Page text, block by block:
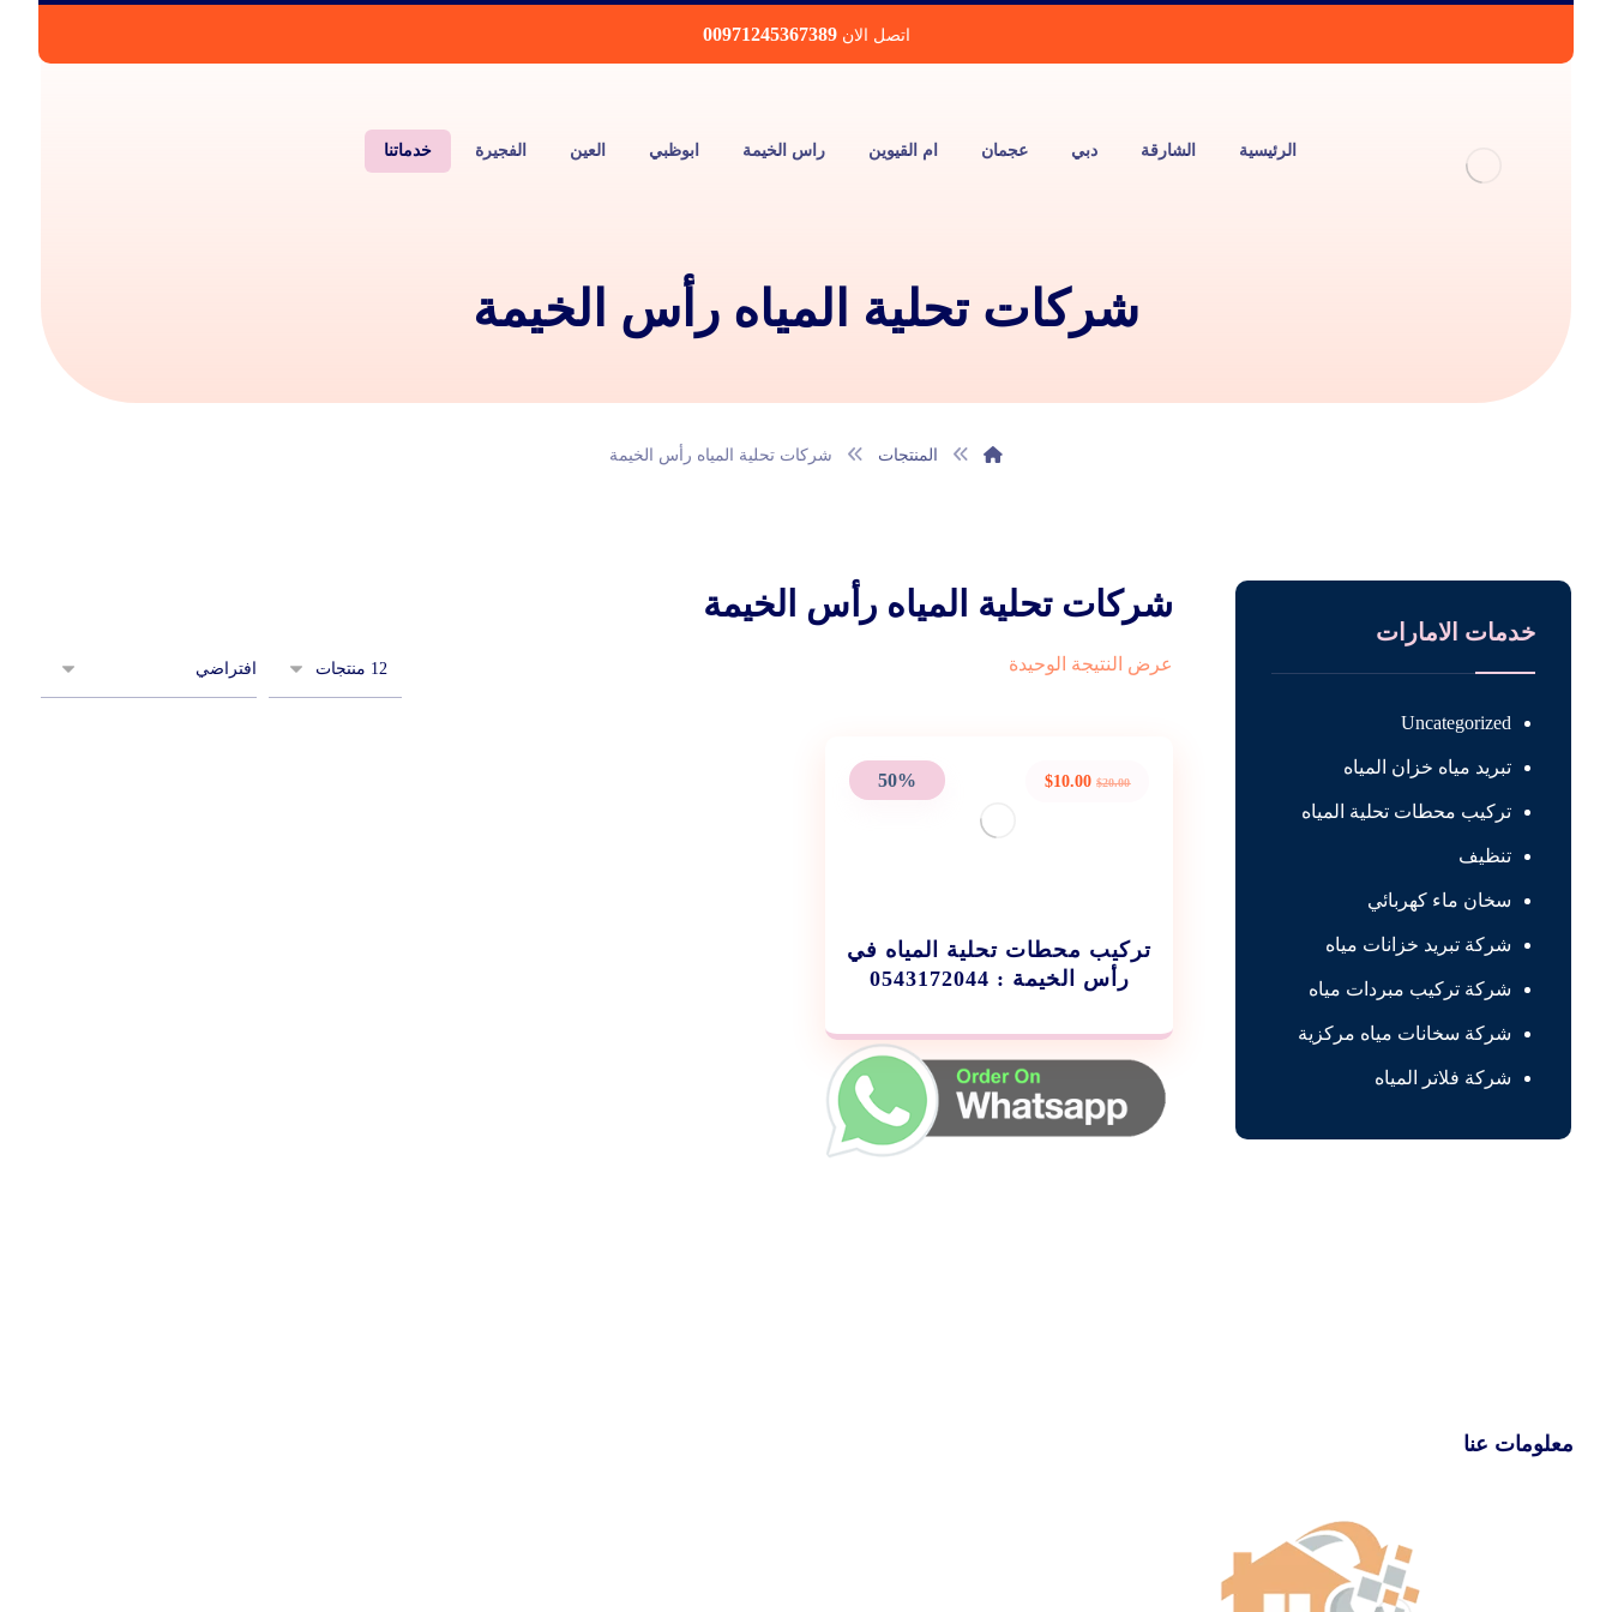
اتصل الان 00971245367389
الرئيسية الشارقة دبي عجمان ام القيوين راس الخيمة ابوظبي العين الفجيرة خدماتنا
شركات تحلية المياه رأس الخيمة
المنتجات شركات تحلية المياه رأس الخيمة
شركات تحلية المياه رأس الخيمة
عرض النتيجة الوحيدة
50%
تركيب محطات تحلية المياه في
رأس الخيمة : 0543172044
$20.00
$10.00
خدمات الامارات
Uncategorized
تبريد مياه خزان المياه
تركيب محطات تحلية المياه
تنظيف
سخان ماء كهربائي
شركة تبريد خزانات مياه
شركة تركيب مبردات مياه
شركة سخانات مياه مركزية
شركة فلاتر المياه
معلومات عنا